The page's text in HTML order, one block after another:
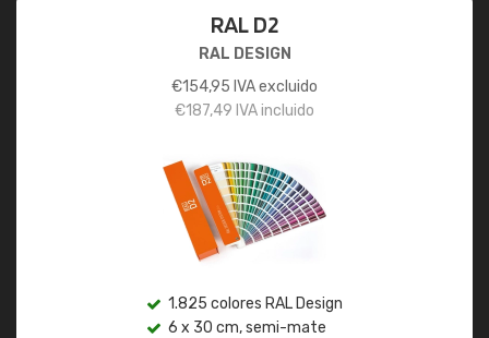
RAL D2
RAL DESIGN
€154,95 IVA excluido
€187,49 IVA incluido
1.825 colores RAL Design
6 x 30 cm, semi-mate